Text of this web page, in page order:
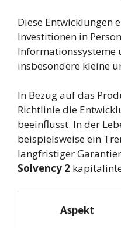
Diese Entwicklungen
Investitionen in
Informationssysteme
insbesondere kleine
In Bezug auf das
Richtlinie die
beeinflusst. In der
beispielsweise ein
langfristiger
Solvency 2
Aspekt